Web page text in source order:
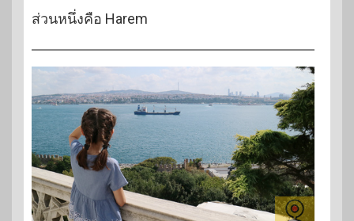
ส่วนหนึ่งคือ Harem